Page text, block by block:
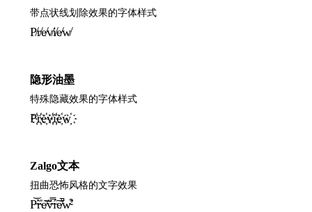
带点状线划除效果的字体样式
P̸r̸e̸v̸i̸e̸w̸
隐形油墨
特殊隐藏效果的字体样式
P҉r҉e҉v҉i҉e҉w҉
Zalgo文本
扭曲恐怖风格的文字效果
P̵̕͝r̴̀̎e̸͂͝v̶̈́̿í̵͠e̸͛̚w̴̛͒